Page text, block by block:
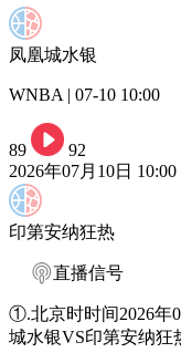
凤凰城水银
WNBA | 07-10 10:00
89
92
2026年07月10日 10:00
印第安纳狂热
直播信号
①.北京时时间2026年
城水银VS印第安纳狂